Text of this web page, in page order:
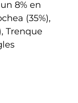
8% en
(35%),
Trenque